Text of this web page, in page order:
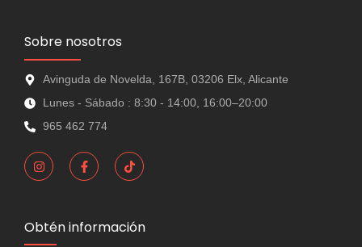
Sobre nosotros
Avinguda de Novelda, 167B, 03206 Elx, Alicante
Lunes - Sábado : 8:30 - 14:00, 16:00–20:00
965 462 774
Obtén información